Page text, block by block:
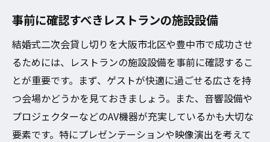
事前に確認すべきレストランの施設設備
結婚式二次会貸し切りを大阪市北区や豊中市で成功させ
るためには、レストランの施設設備を事前に確認するこ
とが重要です。まず、ゲストが快適に過ごせる広さを持
つ会場かどうかを見ておきましょう。また、音響設備や
プロジェクターなどのAV機器が充実しているかも大切な
要素です。特にプレゼンテーションや映像演出を考えて